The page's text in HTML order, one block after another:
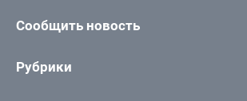
Сообщить новость
Рубрики